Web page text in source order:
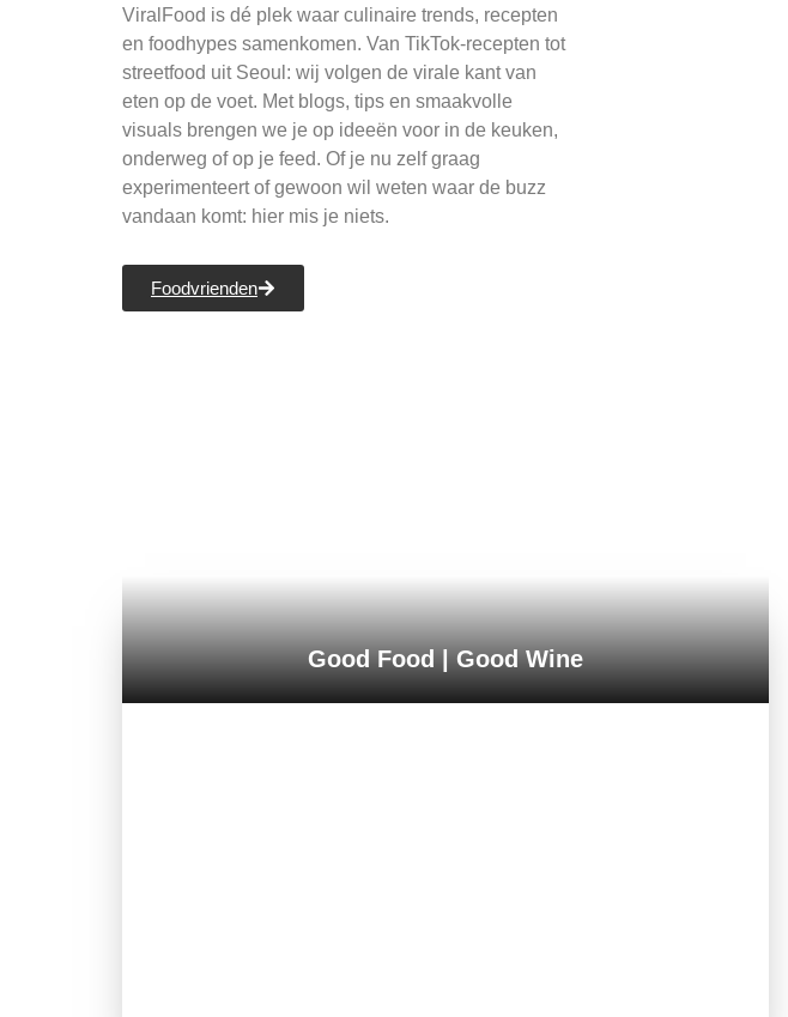
ViralFood is dé plek waar culinaire trends, recepten
en foodhypes samenkomen. Van TikTok-recepten tot
streetfood uit Seoul: wij volgen de virale kant van
eten op de voet. Met blogs, tips en smaakvolle
visuals brengen we je op ideeën voor in de keuken,
onderweg of op je feed. Of je nu zelf graag
experimenteert of gewoon wil weten waar de buzz
vandaan komt: hier mis je niets.
Foodvrienden
Good Food | Good Wine​